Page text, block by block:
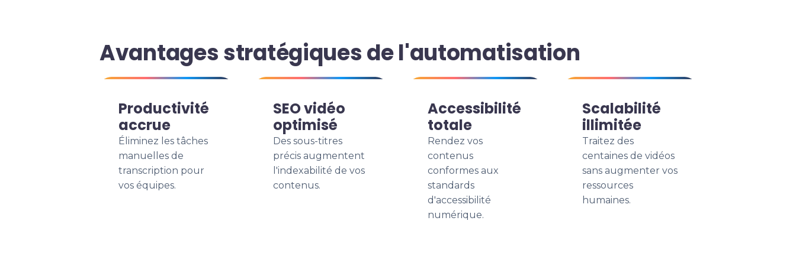
Avantages stratégiques de l'automatisation
Productivité
accrue
Éliminez les tâches
manuelles de
transcription pour
vos équipes.
SEO vidéo
optimisé
Des sous-titres
précis augmentent
l'indexabilité de vos
contenus.
Accessibilité
totale
Rendez vos
contenus
conformes aux
standards
d'accessibilité
numérique.
Scalabilité
illimitée
Traitez des
centaines de vidéos
sans augmenter vos
ressources
humaines.